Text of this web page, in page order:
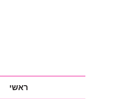
ראשי